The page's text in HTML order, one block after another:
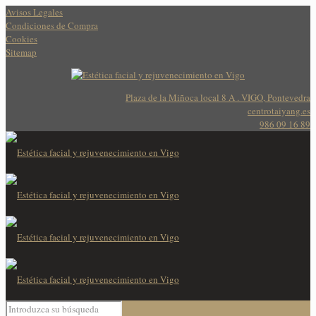
Avisos Legales
Condiciones de Compra
Cookies
Sitemap
Plaza de la Miñoca local 8 A . VIGO, Pontevedra
centrotaiyang.es
986 09 16 89